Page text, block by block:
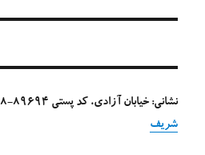
نشانی: خیابان آزادی، کد پستی 89694-14588،
شریف